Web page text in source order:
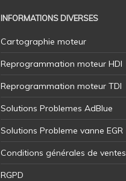
INFORMATIONS DIVERSES
Cartographie moteur
Reprogrammation moteur HDI
Reprogrammation moteur TDI
Solutions Problemes AdBlue
Solutions Probleme vanne EGR
Conditions générales de ventes
RGPD